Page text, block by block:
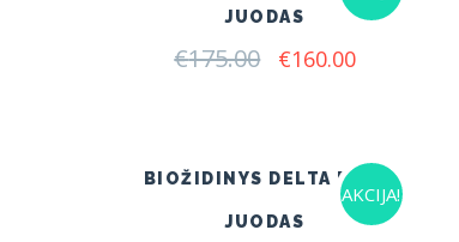
JUODAS
€175.00 Original
€160.00Current
AKCIJA!
BIOŽIDINYS DELTA FLAT
JUODAS